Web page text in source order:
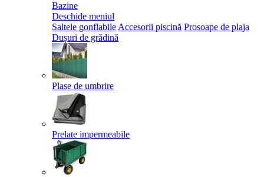
Bazine
Deschide meniul
Saltele gonflabile Accesorii piscină Prosoape de plaja
Dușuri de grădină
Plase de umbrire
Prelate impermeabile